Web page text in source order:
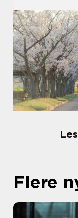
Flere